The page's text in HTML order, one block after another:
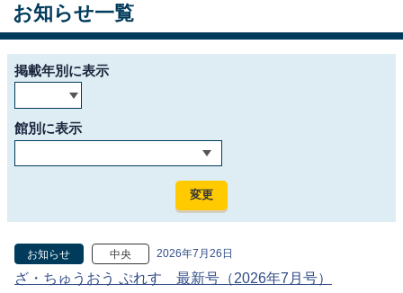
お知らせ一覧
掲載年別に表示
館別に表示
お知らせ 中央 2026年7月26日
ざ・ちゅうおう ぷれす 最新号（2026年7月号）